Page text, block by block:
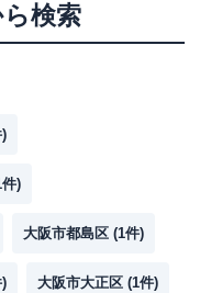
検索
件)
大阪市都島区 (1件)
大阪市大正区 (1件)